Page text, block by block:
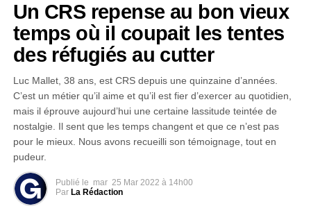
Un CRS repense au bon vieux
temps où il coupait les tentes
des réfugiés au cutter
Luc Mallet, 38 ans, est CRS depuis une quinzaine d’années.
C’est un métier qu’il aime et qu’il est fier d’exercer au quotidien,
mais il éprouve aujourd’hui une certaine lassitude teintée de
nostalgie. Il sent que les temps changent et que ce n’est pas
pour le mieux. Nous avons recueilli son témoignage, tout en
pudeur.
Publié le mar 25 Mar 2022 à 14h00
Par La Rédaction